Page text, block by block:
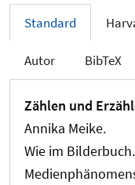
Standard
Autor BibTeX
Zählen und
Annika Meike.
Wie im